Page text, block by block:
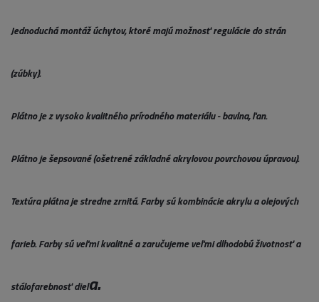
Jednoduchá montáž úchytov, ktoré majú možnosť regulácie do strán
(zúbky).
Plátno je z vysoko kvalitného prírodného materiálu - bavlna, ľan.
Plátno je šepsované (ošetrené základné akrylovou povrchovou úpravou).
Textúra plátna je stredne zrnitá. Farby sú kombinácie akrylu a olejových
farieb. Farby sú veľmi kvalitné a zaručujeme veľmi dlhodobú životnosť a
stálofarebnosť diela.